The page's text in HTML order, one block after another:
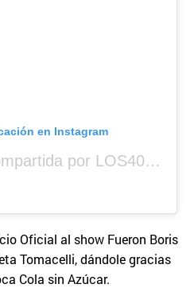
en Instagram
Una publicación compartida por LOS40 Panamá (@los40panama)
Oficial al show Fueron Boris
Tomacelli, dándole gracias
Cola sin Azúcar.